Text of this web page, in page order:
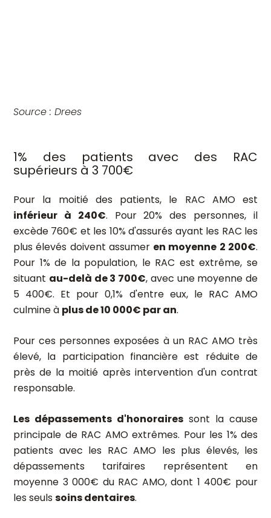
Source : Drees
1% des patients avec des RAC
supérieurs à 3 700€
Pour la moitié des patients, le RAC AMO est
inférieur à 240€. Pour 20% des personnes, il
excède 760€ et les 10% d'assurés ayant les RAC les
plus élevés doivent assumer en moyenne 2 200€.
Pour 1% de la population, le RAC est extrême, se
situant au-delà de 3 700€, avec une moyenne de
5 400€. Et pour 0,1% d'entre eux, le RAC AMO
culmine à plus de 10 000€ par an.
Pour ces personnes exposées à un RAC AMO très
élevé, la participation financière est réduite de
près de la moitié après intervention d'un contrat
responsable.
Les dépassements d'honoraires sont la cause
principale de RAC AMO extrêmes. Pour les 1% des
patients avec les RAC AMO les plus élevés, les
dépassements tarifaires représentent en
moyenne 3 000€ du RAC AMO, dont 1 400€ pour
les seulssoins dentaires.